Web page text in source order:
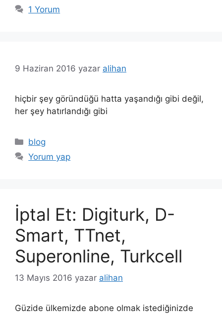
1 Yorum
9 Haziran 2016 yazar alihan
hiçbir şey göründüğü hatta yaşandığı gibi değil,
her şey hatırlandığı gibi
Kategoriler
blog
Yorum yap
İptal Et: Digiturk, D-
Smart, TTnet,
Superonline, Turkcell
13 Mayıs 2016 yazar alihan
Güzide ülkemizde abone olmak istediğinizde